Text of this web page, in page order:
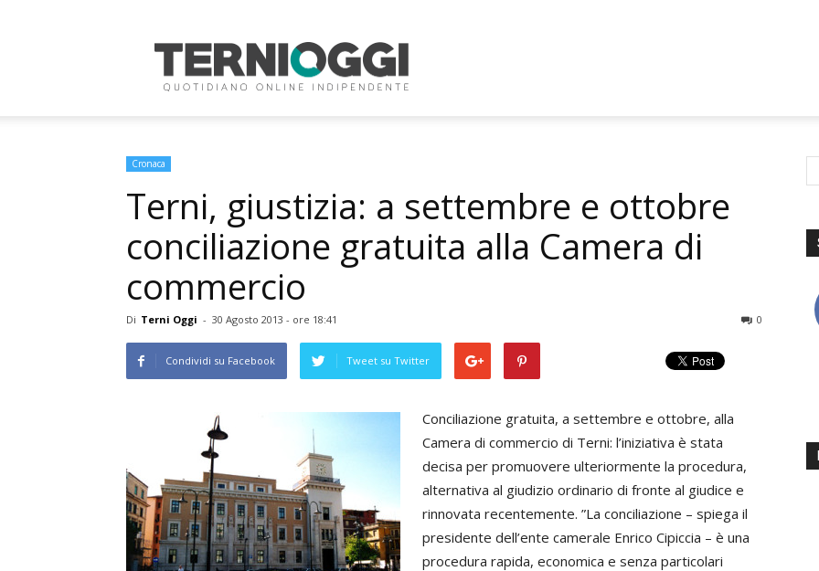
Oggi
Cronaca
Terni, giustizia: a settembre e ottobre
conciliazione gratuita alla Camera di
commercio
Di Terni Oggi - 30 Agosto 2013 - ore 18:41 0
Condividi su Facebook Tweet su Twitter
Conciliazione gratuita, a settembre e ottobre, alla
Camera di commercio di Terni: l’iniziativa è stata
decisa per promuovere ulteriormente la procedura,
alternativa al giudizio ordinario di fronte al giudice e
rinnovata recentemente. ”La conciliazione – spiega il
presidente dell’ente camerale Enrico Cipiccia – è una
procedura rapida, economica e senza particolari